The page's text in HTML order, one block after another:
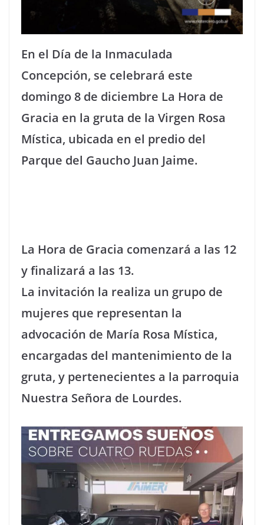
En el Día de la Inmaculada
Concepción, se celebrará este
domingo 8 de diciembre La Hora de
Gracia en la gruta de la Virgen Rosa
Mística, ubicada en el predio del
Parque del Gaucho Juan Jaime.
La Hora de Gracia comenzará a las 12
y finalizará a las 13.
La invitación la realiza un grupo de
mujeres que representan la
advocación de María Rosa Mística,
encargadas del mantenimiento de la
gruta, y pertenecientes a la parroquia
Nuestra Señora de Lourdes.